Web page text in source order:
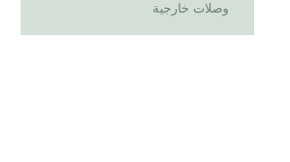
وصلات خارجية